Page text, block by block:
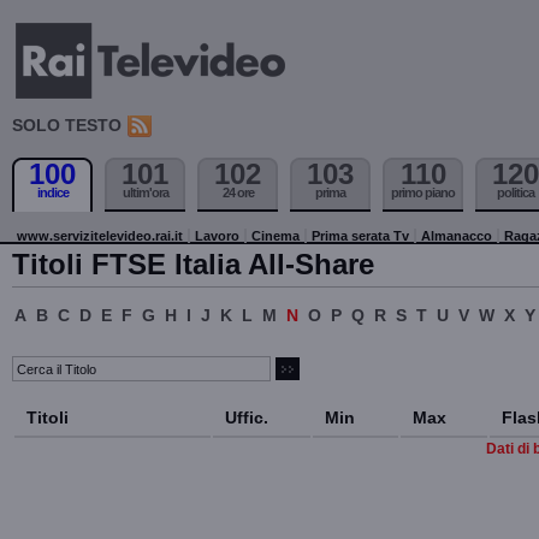
SOLO TESTO
100
indice
101
ultim'ora
102
24 ore
103
prima
110
primo piano
120
politica
www.servizitelevideo.rai.it Lavoro Cinema Prima serata Tv Almanacco
Titoli FTSE Italia All-Share
A B C D E F G H I J K L M N O P Q R S T U V W X Y
Titoli Uffic. Min Max
Dati di